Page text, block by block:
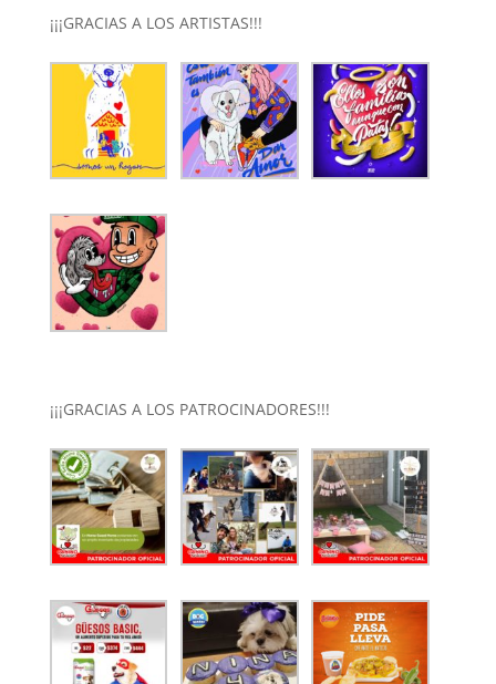
¡¡¡GRACIAS A LOS ARTISTAS!!!
¡¡¡GRACIAS A LOS PATROCINADORES!!!